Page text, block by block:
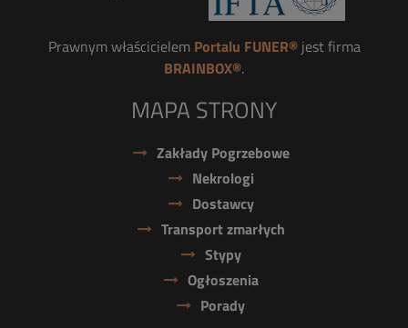
Prawnym właścicielem Portalu FUNER®jest firma
BRAINBOX®.
MAPA STRONY
Zakłady Pogrzebowe
Nekrologi
Dostawcy
Transport zmarłych
Stypy
Ogłoszenia
Porady